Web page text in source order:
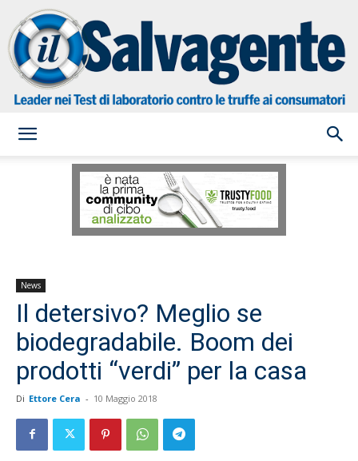
Salvagente
News
Il detersivo? Meglio se
biodegradabile. Boom dei
prodotti “verdi” per la casa
Di Ettore Cera - 10 Maggio 2018